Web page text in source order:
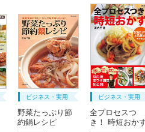
ビジネス・実用
野菜たっぷり節
約鍋レシピ
ビジネス・実用
全プロセスつ
き！ 時短おか